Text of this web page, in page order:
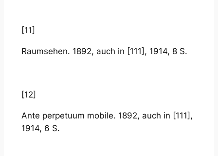
[11]
Raumsehen. 1892, auch in [111], 1914, 8 S.
[12]
Ante perpetuum mobile. 1892, auch in [111],
1914, 6 S.